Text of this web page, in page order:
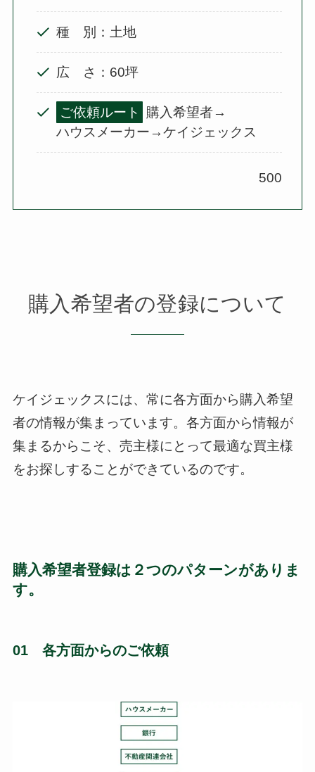
種 別：土地
広 さ：60坪
ご依頼ルート
購入希望者→
ハウスメーカー→ケイジェックス
500
購入希望者の登録について
ケイジェックスには、常に各方面から購入希望
者の情報が集まっています。 各方面から情報が
集まるからこそ、売主様にとって最適な買主様
をお探しすることができているのです。
購入希望者登録は２つのパターンがありま
す。
01 各方面からのご依頼